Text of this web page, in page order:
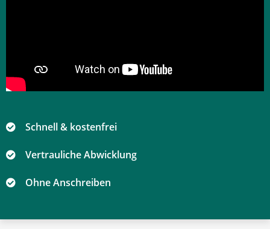
Schnell & kostenfrei
Vertrauliche Abwicklung
Ohne Anschreiben